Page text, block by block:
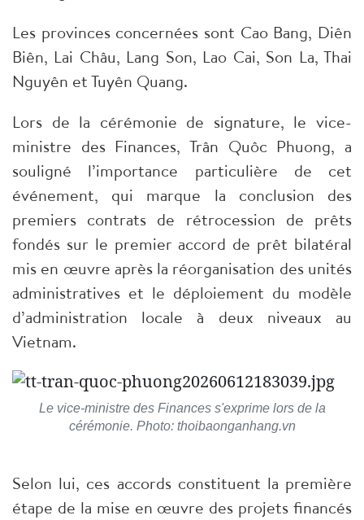
Les provinces concernées sont Cao Bang, Diên
Biên, Lai Châu, Lang Son, Lao Cai, Son La, Thai
Nguyên et Tuyên Quang.
Lors de la cérémonie de signature, le vice-
ministre des Finances, Trân Quôc Phuong, a
souligné l’importance particulière de cet
événement, qui marque la conclusion des
premiers contrats de rétrocession de prêts
fondés sur le premier accord de prêt bilatéral
mis en œuvre après la réorganisation des unités
administratives et le déploiement du modèle
d’administration locale à deux niveaux au
Vietnam.
Le vice-ministre des Finances s'exprime lors de la
cérémonie. Photo: thoibaonganhang.vn
Selon lui, ces accords constituent la première
étape de la mise en œuvre des projets financés